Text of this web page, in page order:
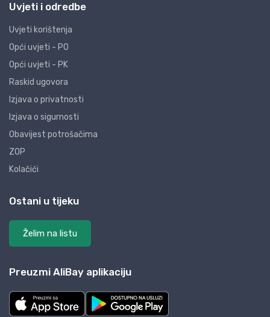
Uvjeti i odredbe
Uvjeti korištenja
Opći uvjeti - PO
Opći uvjeti - PK
Raskid ugovora
Izjava o privatnosti
Izjava o sigurnosti
Obavijest potrošačima
ZOP
Kolačići
Ostani u tijeku
Želim na listu
Preuzmi AliBay aplikaciju